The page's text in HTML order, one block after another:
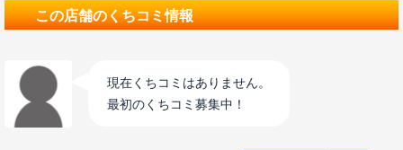
この店舗のくちコミ情報
現在くちコミはありません。
最初のくちコミ募集中！